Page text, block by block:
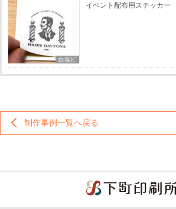
白塩ビ
イベント配布用ステッカー
制作事例一覧へ戻る